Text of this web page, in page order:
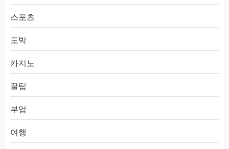
스포츠
도박
카지노
꿀팁
부업
여행